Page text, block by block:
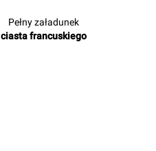
Pełny załadunek
ciasta francuskiego